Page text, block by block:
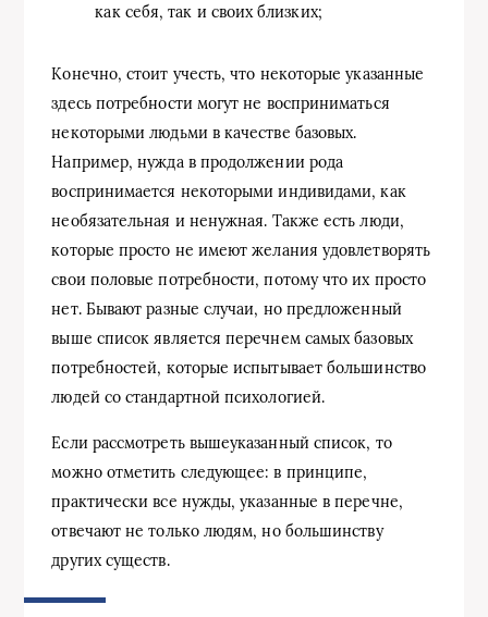
как себя, так и своих близких;
Конечно, стоит учесть, что некоторые указанные
здесь потребности могут не восприниматься
некоторыми людьми в качестве базовых.
Например, нужда в продолжении рода
воспринимается некоторыми индивидами, как
необязательная и ненужная. Также есть люди,
которые просто не имеют желания удовлетворять
свои половые потребности, потому что их просто
нет. Бывают разные случаи, но предложенный
выше список является перечнем самых базовых
потребностей, которые испытывает большинство
людей со стандартной психологией.
Если рассмотреть вышеуказанный список, то
можно отметить следующее: в принципе,
практически все нужды, указанные в перечне,
отвечают не только людям, но большинству
других существ.